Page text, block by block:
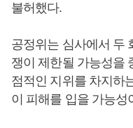
불허했다.
공정위는 심사에서 두
쟁이 제한될 가능성을
점적인 지위를 차지하
이 피해를 입을 가능성